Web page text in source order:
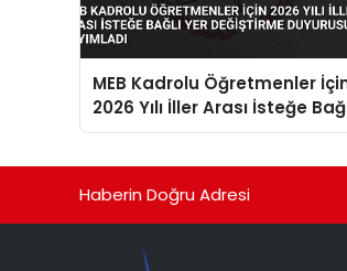
MEB Kadrolu Öğretmenler
2026 Yılı İller Arası İsteğe
Yer Değiştirme Duyurusunu
Haberin Doğru Adresi